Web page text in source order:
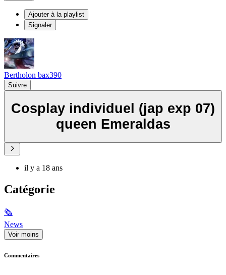
Ajouter à la playlist
Signaler
Bertholon bax390
Suivre
Cosplay individuel (jap exp 07)
queen Emeraldas
il y a 18 ans
Catégorie
🗞
News
Voir moins
Commentaires